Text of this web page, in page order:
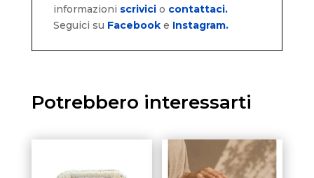
informazioni scrivici o contattaci.
Seguici su Facebooke Instagram.
Potrebbero interessarti